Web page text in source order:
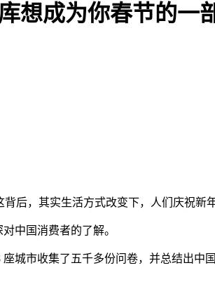
想成为你春节的一
后，其实生活方式改变下，人们庆祝新
中国消费者的了解。
城市收集了五千多份问卷，并总结出中